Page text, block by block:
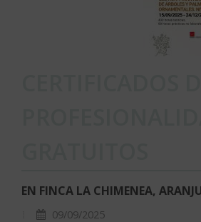
EN FINCA LA CHIMENEA,
09/09/2025